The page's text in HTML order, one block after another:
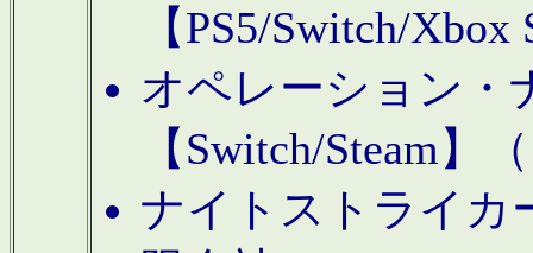
【PS5/Switch/
オペレーション・
【Switch/Steam】
ナイトストライカ